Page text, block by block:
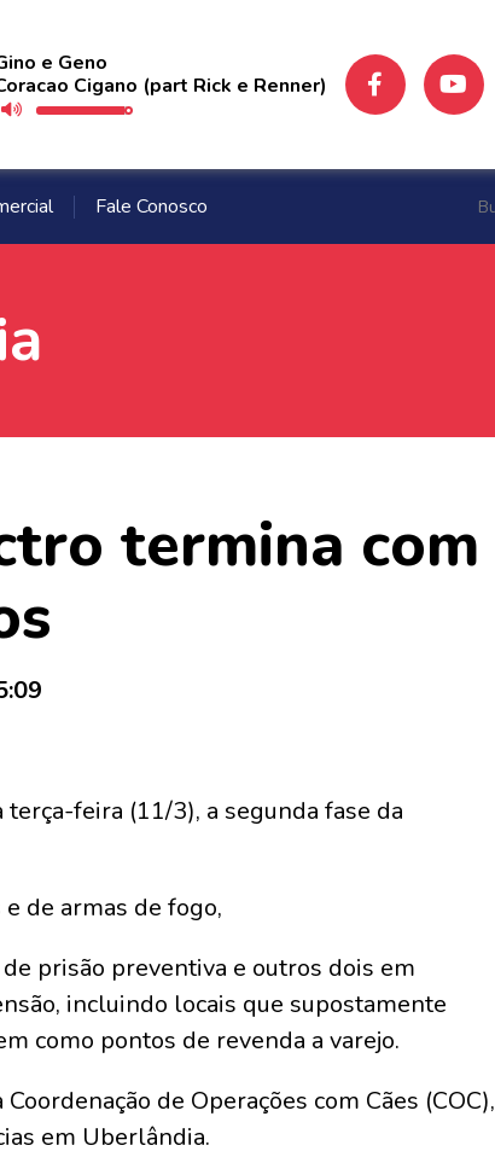
e Geno
Cigano (part Rick e Renner)
Fale Conosco
termina com
feira (11/3), a segunda fase da
de armas de fogo,
prisão preventiva e outros dois em
incluindo locais que supostamente
como pontos de revenda a varejo.
de Operações com Cães (COC),
em Uberlândia.